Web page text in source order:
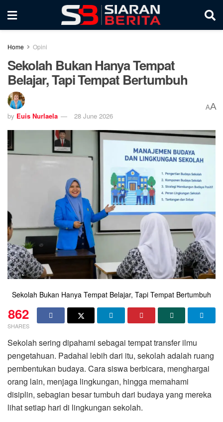
Home Opini
Sekolah Bukan Hanya Tempat
Belajar, Tapi Tempat Bertumbuh
by Euis Nurlaela 28 June 2026
AA
Sekolah Bukan Hanya Tempat Belajar, Tapi Tempat Bertumbuh
862
SHARES
Sekolah sering dipahami sebagai tempat transfer ilmu
pengetahuan. Padahal lebih dari itu, sekolah adalah ruang
pembentukan budaya. Cara siswa berbicara, menghargai
orang lain, menjaga lingkungan, hingga memahami
disiplin, sebagian besar tumbuh dari budaya yang mereka
lihat setiap hari di lingkungan sekolah.